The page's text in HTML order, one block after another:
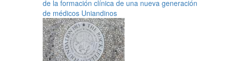
de la formación clínica de una nueva generación
de médicos Uniandinos